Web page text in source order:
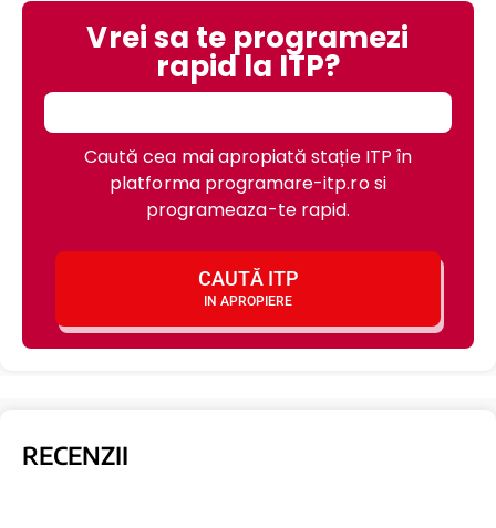
Vrei sa te programezi
rapid la ITP?
Caută cea mai apropiată stație ITP în
platforma programare-itp.ro si
programeaza-te rapid.
CAUTĂ ITP
IN APROPIERE
RECENZII